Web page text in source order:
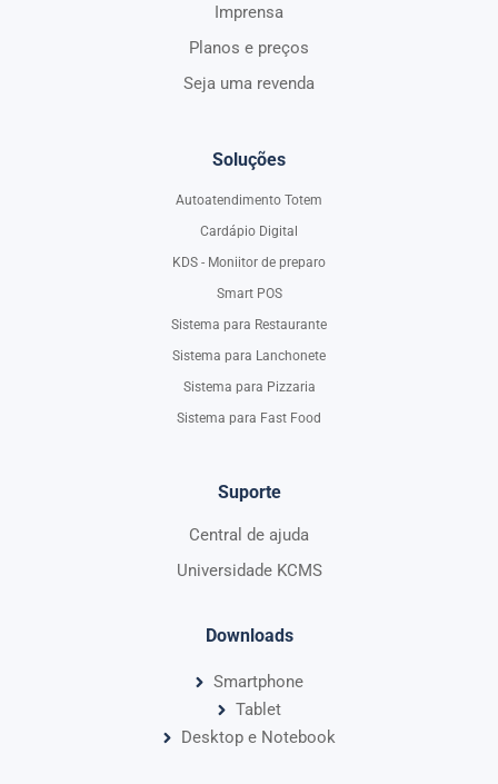
Imprensa
Planos e preços
Seja uma revenda
Soluções
Autoatendimento Totem
Cardápio Digital
KDS - Moniitor de preparo
Smart POS
Sistema para Restaurante
Sistema para Lanchonete
Sistema para Pizzaria
Sistema para Fast Food
Suporte
Central de ajuda
Universidade KCMS
Downloads
Smartphone
Tablet
Desktop e Notebook